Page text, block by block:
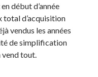
début d’année
total d’acquisition
vendus les années
de simplification
vend tout.